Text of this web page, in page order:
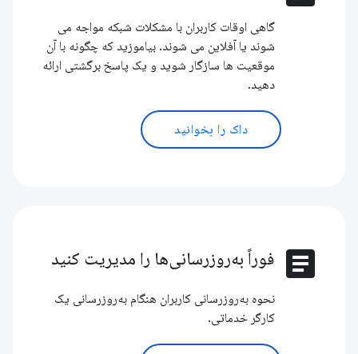
گاهی اوقات کاربران با مشکلات شبکه مواجه می
شوند یا آفلاین می شوند. بیاموزید که چگونه با آن
موقعیت ها سازگار شوید و یک پاسخ برگشتی ارائه
دهید.
داک را بخوانید
article فوراً به‌روزرسانی‌ها را مدیریت کنید
نحوه به‌روزرسانی کاربران هنگام به‌روزرسانی یک
کارگر خدماتی.